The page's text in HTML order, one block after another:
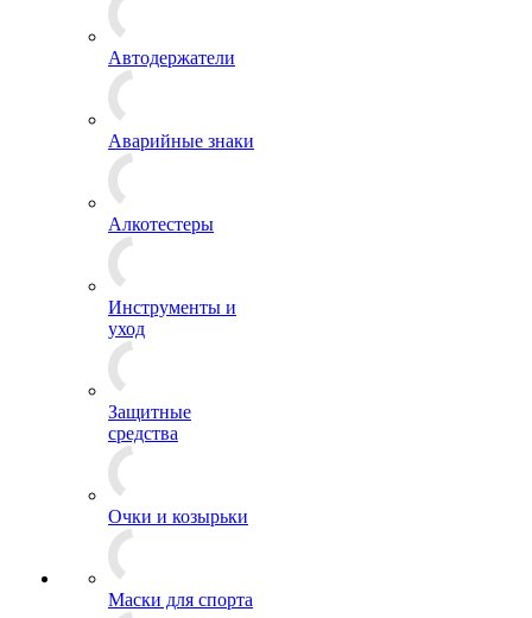
Автодержатели
Аварийные знаки
Алкотестеры
Инструменты и
уход
Защитные
средства
Очки и козырьки
Маски для спорта